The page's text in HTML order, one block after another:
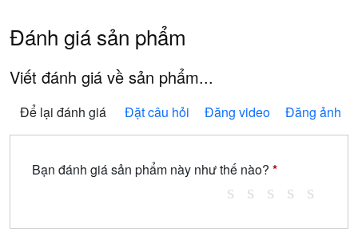
Đánh giá sản phẩm
Viết đánh giá về sản phẩm...
Để lại đánh giá Đặt câu hỏi Đăng video Đăng ảnh
Bạn đánh giá sản phẩm này như thế nào? *